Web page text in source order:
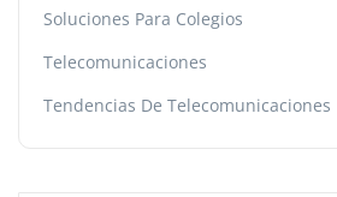
Soluciones Para Colegios
Telecomunicaciones
Tendencias De Telecomunicaciones